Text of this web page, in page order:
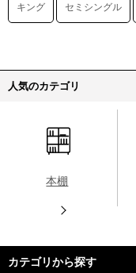
キング セミシングル
人気のカテゴリ
本棚
カテゴリから探す